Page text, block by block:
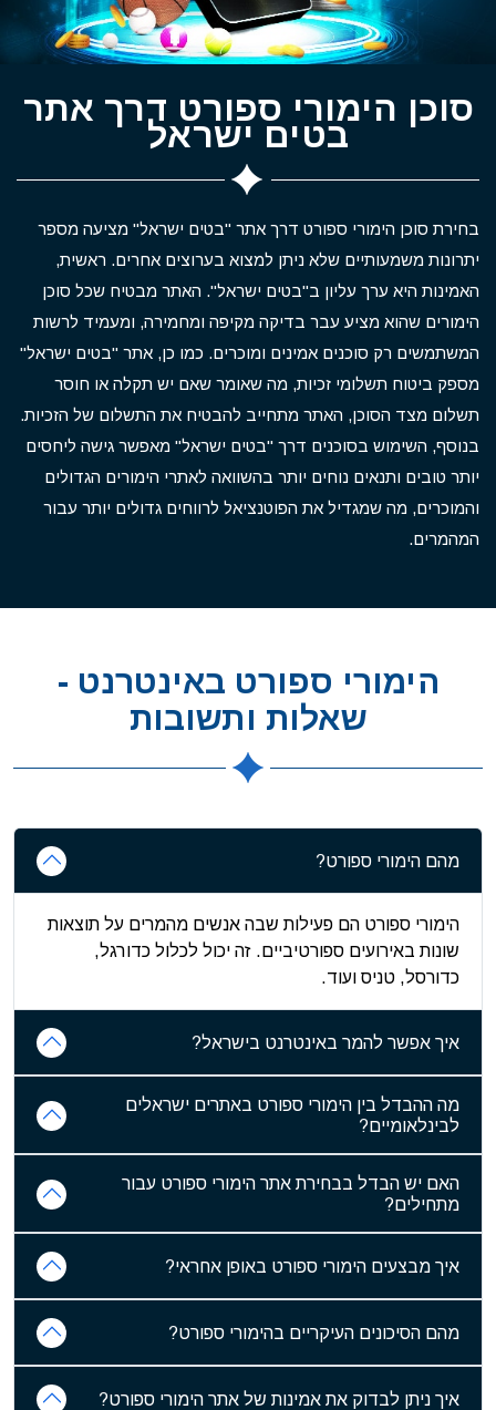
סוכן הימורי ספורט דרך אתר
בטים ישראל
בחירת סוכן הימורי ספורט דרך אתר "בטים ישראל" מציעה מספר
יתרונות משמעותיים שלא ניתן למצוא בערוצים אחרים. ראשית,
האמינות היא ערך עליון ב"בטים ישראל". האתר מבטיח שכל סוכן
הימורים שהוא מציע עבר בדיקה מקיפה ומחמירה, ומעמיד לרשות
המשתמשים רק סוכנים אמינים ומוכרים. כמו כן, אתר "בטים ישראל"
מספק ביטוח תשלומי זכיות, מה שאומר שאם יש תקלה או חוסר
תשלום מצד הסוכן, האתר מתחייב להבטיח את התשלום של הזכיות.
בנוסף, השימוש בסוכנים דרך "בטים ישראל" מאפשר גישה ליחסים
יותר טובים ותנאים נוחים יותר בהשוואה לאתרי הימורים הגדולים
והמוכרים, מה שמגדיל את הפוטנציאל לרווחים גדולים יותר עבור
המהמרים.
הימורי ספורט באינטרנט -
שאלות ותשובות
מהם הימורי ספורט?
הימורי ספורט הם פעילות שבה אנשים מהמרים על תוצאות
שונות באירועים ספורטיביים. זה יכול לכלול כדורגל,
כדורסל, טניס ועוד.
איך אפשר להמר באינטרנט בישראל?
מה ההבדל בין הימורי ספורט באתרים ישראלים
לבינלאומיים?
האם יש הבדל בבחירת אתר הימורי ספורט עבור
מתחילים?
איך מבצעים הימורי ספורט באופן אחראי?
מהם הסיכונים העיקריים בהימורי ספורט?
איך ניתן לבדוק את אמינות של אתר הימורי ספורט?